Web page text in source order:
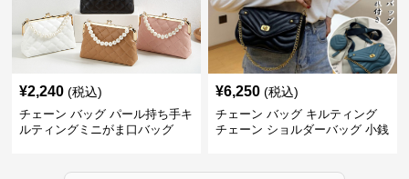
¥2,240 (税込)
チェーン バッグ パール持ち手キ
ルティングミニがま口バッグ
¥6,250 (税込)
チェーン バッグ キルティング
チェーン ショルダーバッグ 小銭